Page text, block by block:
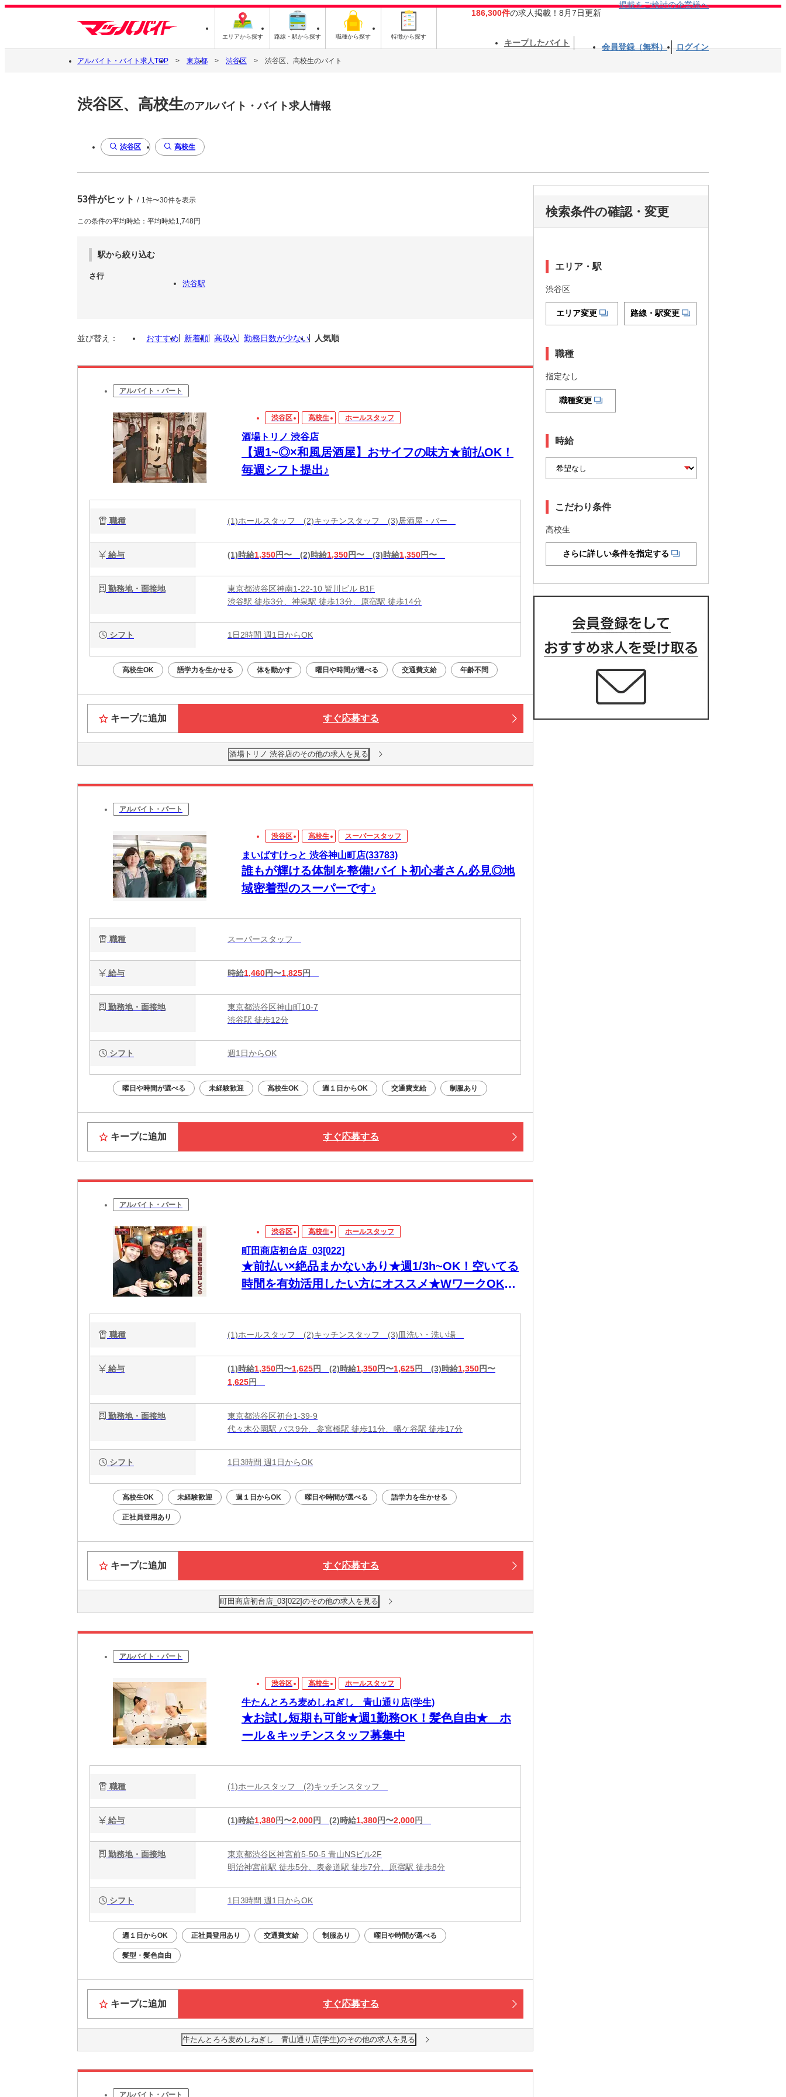
エリアから探す 路線・駅から探す 職種から探す 特徴から探す
186,300件の求人掲載！8月7日更新
掲載をご検討の企業様へ
キープしたバイト 会員登録（無料） ログイン
アルバイト・バイト求人TOP 東京都 渋谷区 渋谷区、高校生のバイト
渋谷区、高校生のアルバイト・バイト求人情報
渋谷区 高校生
53件がヒット / 1件〜30件を表示
この条件の平均時給：平均時給1,748円
駅から絞り込む
さ行
渋谷駅
並び替え： おすすめ 新着順 高収入 勤務日数が少ない 人気順
アルバイト・パート
渋谷区 高校生 ホールスタッフ
酒場トリノ 渋谷店
【週1~◎×和風居酒屋】おサイフの味方★前払OK！
毎週シフト提出♪
職種 (1)ホールスタッフ (2)キッチンスタッフ (3)居酒屋・バー
給与 (1)時給1,350円〜 (2)時給1,350円〜 (3)時給1,350円〜
勤務地・面接地
東京都渋谷区神南1-22-10 皆川ビル B1F
渋谷駅 徒歩3分、神泉駅 徒歩13分、原宿駅 徒歩14分
シフト 1日2時間 週1日からOK
高校生OK 語学力を生かせる 体を動かす 曜日や時間が選べる 交通費支給 年齢不問
キープに追加 すぐ応募する
酒場トリノ 渋谷店のその他の求人を見る
アルバイト・パート
渋谷区 高校生 スーパースタッフ
まいばすけっと 渋谷神山町店(33783)
誰もが輝ける体制を整備!バイト初心者さん必見◎地
域密着型のスーパーです♪
職種 スーパースタッフ
給与 時給1,460円〜1,825円
勤務地・面接地
東京都渋谷区神山町10-7
渋谷駅 徒歩12分
シフト 週1日からOK
曜日や時間が選べる 未経験歓迎 高校生OK 週１日からOK 交通費支給 制服あり
キープに追加 すぐ応募する
アルバイト・パート
渋谷区 高校生 ホールスタッフ
町田商店初台店_03[022]
★前払い×絶品まかないあり★週1/3h~OK！空いてる
時間を有効活用したい方にオススメ★WワークOK！
職種 (1)ホールスタッフ (2)キッチンスタッフ (3)皿洗い・洗い場
給与 (1)時給1,350円〜1,625円 (2)時給1,350円〜1,625円 (3)時給1,350円〜
1,625円
勤務地・面接地
東京都渋谷区初台1-39-9
代々木公園駅 バス9分、参宮橋駅 徒歩11分、幡ケ谷駅 徒歩17分
シフト 1日3時間 週1日からOK
高校生OK 未経験歓迎 週１日からOK 曜日や時間が選べる 語学力を生かせる
正社員登用あり
キープに追加 すぐ応募する
町田商店初台店_03[022]のその他の求人を見る
アルバイト・パート
渋谷区 高校生 ホールスタッフ
牛たんとろろ麦めしねぎし 青山通り店(学生)
★お試し短期も可能★週1勤務OK！髪色自由★ ホ
ール＆キッチンスタッフ募集中
職種 (1)ホールスタッフ (2)キッチンスタッフ
給与 (1)時給1,380円〜2,000円 (2)時給1,380円〜2,000円
勤務地・面接地
東京都渋谷区神宮前5-50-5 青山NSビル2F
明治神宮前駅 徒歩5分、表参道駅 徒歩7分、原宿駅 徒歩8分
シフト 1日3時間 週1日からOK
週１日からOK 正社員登用あり 交通費支給 制服あり 曜日や時間が選べる
髪型・髪色自由
キープに追加 すぐ応募する
牛たんとろろ麦めしねぎし 青山通り店(学生)のその他の求人を見る
アルバイト・パート
検索条件の確認・変更
エリア・駅
渋谷区
エリア変更 路線・駅変更
職種
指定なし
職種変更
時給
こだわり条件
高校生
さらに詳しい条件を指定する